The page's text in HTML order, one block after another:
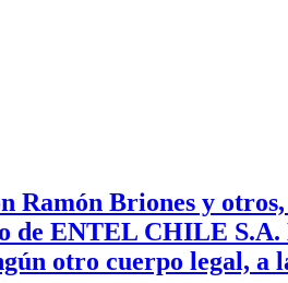
Ramón Briones y
de ENTEL CHILE
otro cuerpo legal, a